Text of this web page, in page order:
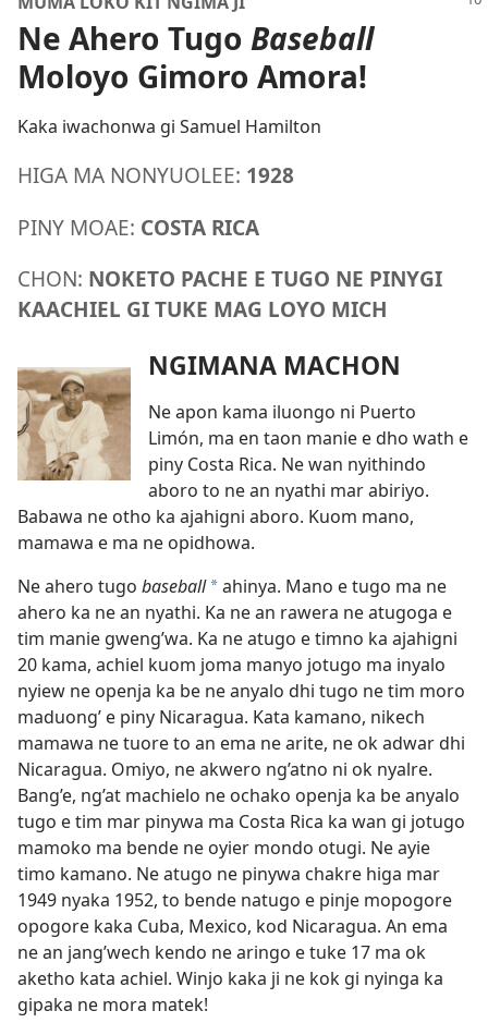
Ne Ahero Tugo Baseball
Moloyo Gimoro Amora!
Kaka iwachonwa gi Samuel Hamilton
HIGA MA NONYUOLEE: 1928
PINY MOAE: COSTA RICA
CHON: NOKETO PACHE E TUGO NE PINYGI
KAACHIEL GI TUKE MAG LOYO MICH
NGIMANA MACHON
Ne apon kama iluongo ni Puerto
Limón, ma en taon manie e dho wath e
piny Costa Rica. Ne wan nyithindo
aboro to ne an nyathi mar abiriyo.
Babawa ne otho ka ajahigni aboro. Kuom mano,
mamawa e ma ne opidhowa.
Ne ahero tugo baseball *ahinya. Mano e tugo ma ne
ahero ka ne an nyathi. Ka ne an rawera ne atugoga e
tim manie gweng’wa. Ka ne atugo e timno ka ajahigni
20 kama, achiel kuom joma manyo jotugo ma inyalo
nyiew ne openja ka be ne anyalo dhi tugo ne tim moro
maduong’ e piny Nicaragua. Kata kamano, nikech
mamawa ne tuore to an ema ne arite, ne ok adwar dhi
Nicaragua. Omiyo, ne akwero ng’atno ni ok nyalre.
Bang’e, ng’at machielo ne ochako openja ka be anyalo
tugo e tim mar pinywa ma Costa Rica ka wan gi jotugo
mamoko ma bende ne oyier mondo otugi. Ne ayie
timo kamano. Ne atugo ne pinywa chakre higa mar
1949 nyaka 1952, to bende natugo e pinje mopogore
opogore kaka Cuba, Mexico, kod Nicaragua. An ema
ne an jang’wech kendo ne aringo e tuke 17 ma ok
aketho kata achiel. Winjo kaka ji ne kok gi nyinga ka
gipaka ne mora matek!